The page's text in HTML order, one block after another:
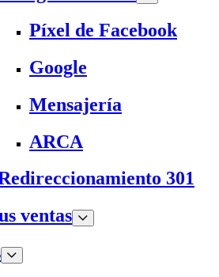
Píxel de Facebook
Google
Mensajería
ARCA
301
ventas